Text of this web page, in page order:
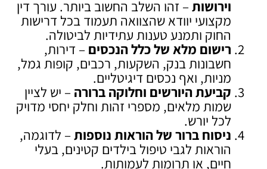
וירושות – זהו השלב החשוב ביותר. עורך דין
מקצועי יוודא שהצוואה תעמוד בכל דרישות
החוק ותמנע טענות עתידיות לביטולה.
רישום מלא של כלל הנכסים – דירות,
חשבונות בנק, השקעות, רכבים, קופות גמל,
מניות, ואף נכסים דיגיטליים.
קביעת היורשים וחלוקה ברורה – יש לציין
שמות מלאים, מספרי זהות וחלק יחסי מדויק
לכל יורש.
ניסוח ברור של הוראות נוספות – לדוגמה,
הוראות לגבי טיפול בילדים קטינים, בעלי
חיים, או תרומות לעמותות.